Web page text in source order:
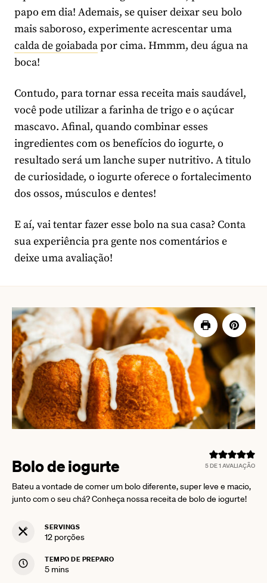
papo em dia! Ademais, se quiser deixar seu bolo
mais saboroso, experimente acrescentar uma
calda de goiabadapor cima. Hmmm, deu água na
boca!
Contudo, para tornar essa receita mais saudável,
você pode utilizar a farinha de trigo e o açúcar
mascavo. Afinal, quando combinar esses
ingredientes com os benefícios do iogurte, o
resultado será um lanche super nutritivo. A titulo
de curiosidade, o iogurte oferece o fortalecimento
dos ossos, músculos e dentes!
E aí, vai tentar fazer esse bolo na sua casa? Conta
sua experiência pra gente nos comentários e
deixe uma avaliação!
5DE 1 AVALIAÇÃO
Bolo de iogurte
Bateu a vontade de comer um bolo diferente, super leve e macio,
junto com o seu chá? Conheça nossa receita de bolo de iogurte!
SERVINGS
12 porções
TEMPO DE PREPARO
5minutes
mins